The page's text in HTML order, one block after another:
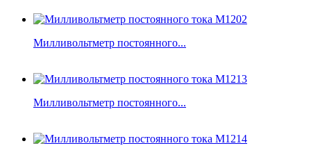
Милливольтметр постоянного...
Милливольтметр постоянного...